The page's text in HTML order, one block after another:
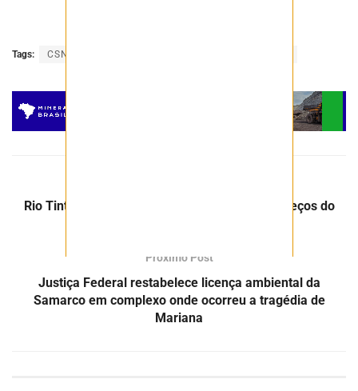
Tags: CSN Mineração
Rio Tinto e Fortescue alteram referência de preços do
Próximo Post
Justiça Federal restabelece licença ambiental da
Samarco em complexo onde ocorreu a tragédia de
Mariana